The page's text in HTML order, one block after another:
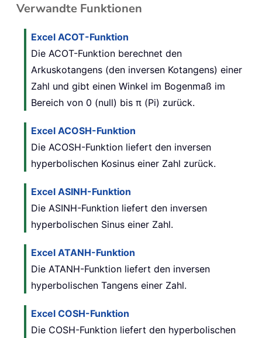
Verwandte Funktionen
Excel ACOT-Funktion
Die ACOT-Funktion berechnet den
Arkuskotangens (den inversen Kotangens) einer
Zahl und gibt einen Winkel im Bogenmaß im
Bereich von 0 (null) bis π (Pi) zurück.
Excel ACOSH-Funktion
Die ACOSH-Funktion liefert den inversen
hyperbolischen Kosinus einer Zahl zurück.
Excel ASINH-Funktion
Die ASINH-Funktion liefert den inversen
hyperbolischen Sinus einer Zahl.
Excel ATANH-Funktion
Die ATANH-Funktion liefert den inversen
hyperbolischen Tangens einer Zahl.
Excel COSH-Funktion
Die COSH-Funktion liefert den hyperbolischen